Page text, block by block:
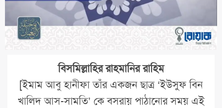
বিসমিল্লাহির রাহমানির রাহিম
[ইমাম আবু হানীফা তাঁর একজন ছাত্র ‘ইউসুফ বিন
খালিদ আস-সামতি’ কে বসরায় পাঠানোর সময় এই